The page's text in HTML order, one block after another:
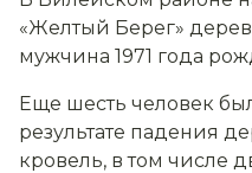
«Желтый Берег»
мужчина 1971 года
Еще шесть человек
результате падения
кровель, в том числе